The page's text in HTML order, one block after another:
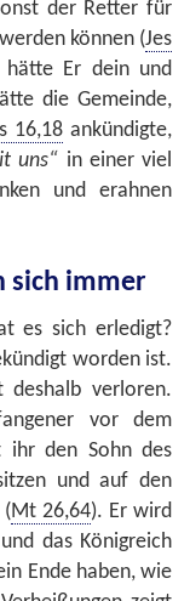
der Retter für
können (Jes
hätte Er dein und
die Gemeinde,
16,18 ankündigte,
uns“ in einer viel
und erahnen
sich immer
es sich erledigt?
worden ist.
deshalb verloren.
vor dem
ihr den Sohn des
und auf den
(Mt 26,64). Er wird
das Königreich
Ende haben, wie